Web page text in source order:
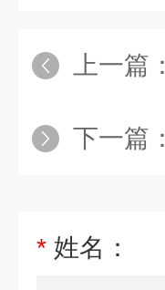
上一篇：
下一篇：
* 姓名：